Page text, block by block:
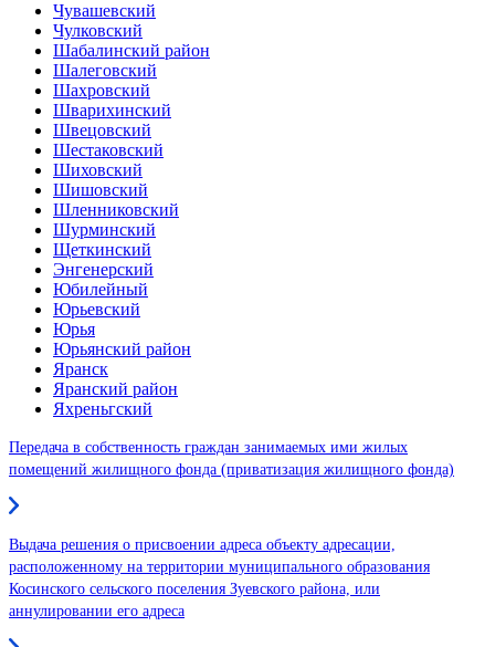
Чувашевский
Чулковский
Шабалинский район
Шалеговский
Шахровский
Шварихинский
Швецовский
Шестаковский
Шиховский
Шишовский
Шленниковский
Шурминский
Щеткинский
Энгенерский
Юбилейный
Юрьевский
Юрья
Юрьянский район
Яранск
Яранский район
Яхреньгский
Передача в собственность граждан занимаемых ими жилых
помещений жилищного фонда (приватизация жилищного фонда)
Выдача решения о присвоении адреса объекту адресации,
расположенному на территории муниципального образования
Косинского сельского поселения Зуевского района, или
аннулировании его адреса